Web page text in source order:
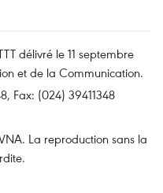
délivré le 11 septembre
et de la Communication.
Fax: (024) 39411348
La reproduction sans la